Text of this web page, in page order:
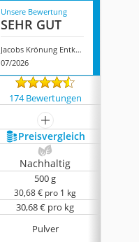
Unsere Bewertung
SEHR GUT
Jacobs Krönung Entkoffeiniert-Filterkaffee
07/2026
174 Bewertungen
mehr anzeigen
Preis­vergleich
Nachhaltig
500 g
30,68 € pro 1 kg
30,68 € pro kg
Pulver